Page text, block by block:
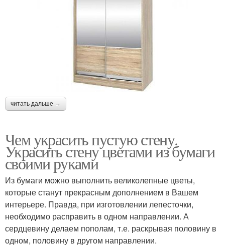
читать дальше →
Чем украсить пустую стену.
Украсить стену цветами из бумаги
своими руками
Из бумаги можно выполнить великолепные цветы,
которые станут прекрасным дополнением в Вашем
интерьере. Правда, при изготовлении лепесточки,
необходимо расправить в одном направлении. А
сердцевину делаем пополам, т.е. раскрывая половину в
одном, половину в другом направлении.